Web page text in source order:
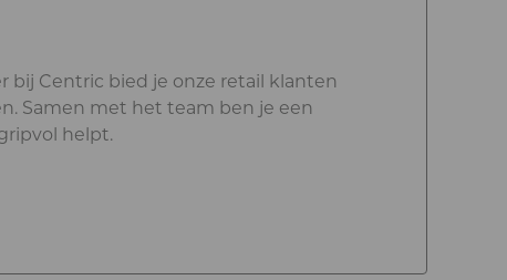
bij Centric bied je onze retail klanten
Samen met het team ben je een
helpt.